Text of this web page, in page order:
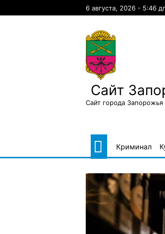
6 августа, 2026 - 5:46
Сайт
Сайт города Запорожья
Криминал